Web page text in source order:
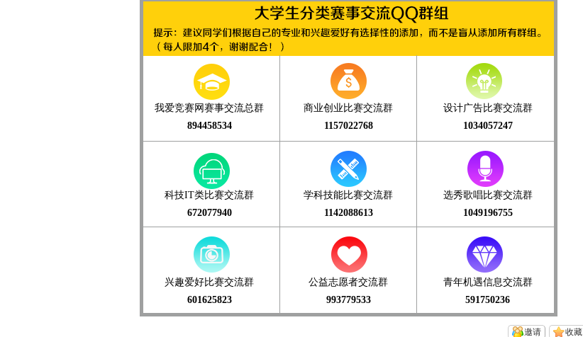
我爱竞赛网赛事交流总群
894458534
商业创业比赛交流群
1157022768
设计广告比赛交流群
1034057247
科技IT类比赛交流群
672077940
学科技能比赛交流群
1142088613
选秀歌唱比赛交流群
1049196755
兴趣爱好比赛交流群
601625823
公益志愿者交流群
993779533
青年机遇信息交流群
591750236
收藏
邀请